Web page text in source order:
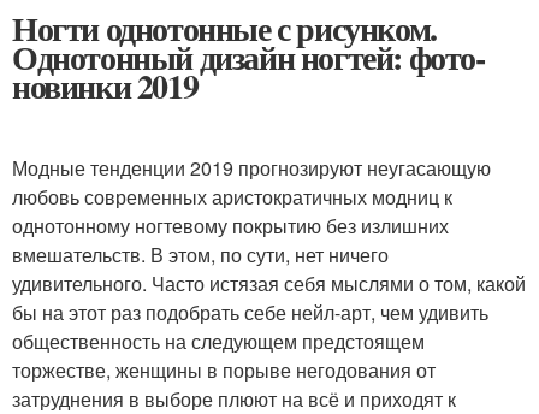
Ногти однотонные с рисунком.
Однотонный дизайн ногтей: фото-
новинки 2019
Модные тенденции 2019 прогнозируют неугасающую
любовь современных аристократичных модниц к
однотонному ногтевому покрытию без излишних
вмешательств. В этом, по сути, нет ничего
удивительного. Часто истязая себя мыслями о том, какой
бы на этот раз подобрать себе нейл-арт, чем удивить
общественность на следующем предстоящем
торжестве, женщины в порыве негодования от
затруднения в выборе плюют на всё и приходят к